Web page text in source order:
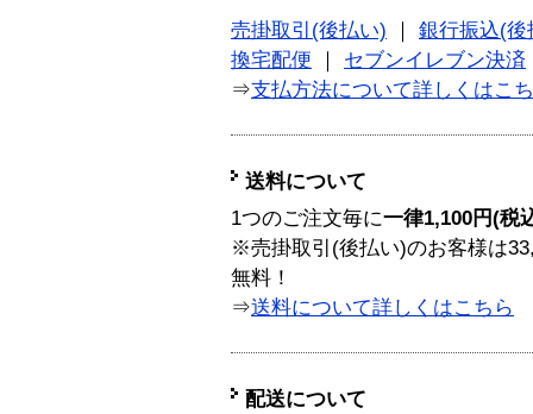
売掛取引(後払い)
銀行振込(後
換宅配便
セブンイレブン決済
⇒支払方法について詳しくはこ
送料について
1つのご注文毎に一律1,100円(税
※売掛取引(後払い)のお客様は
無料！
⇒送料について詳しくはこちら
配送について